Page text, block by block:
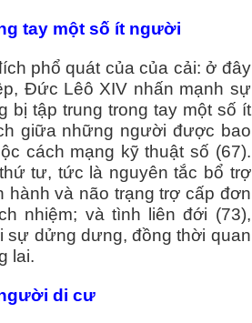
tay một số ít người
phổ quát của của cải: ở đây
Đức Lêô XIV nhấn mạnh sự
bị tập trung trong tay một số ít
giữa những người được bao
cách mạng kỹ thuật số (67).
tư, tức là nguyên tắc bổ trợ
hành và não trạng trợ cấp đơn
nhiệm; và tình liên đới (73),
sự dửng dưng, đồng thời quan
lai.
di cư